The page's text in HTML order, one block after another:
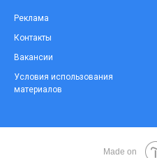
Реклама
Контакты
Вакансии
Условия использования
материалов
Made on